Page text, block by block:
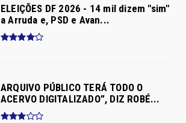
ELEIÇÕES DF 2026 - 14 mil dizem "sim"
a Arruda e, PSD e Avan...
ARQUIVO PÚBLICO TERÁ TODO O
ACERVO DIGITALIZADO”, DIZ ROBÉ...